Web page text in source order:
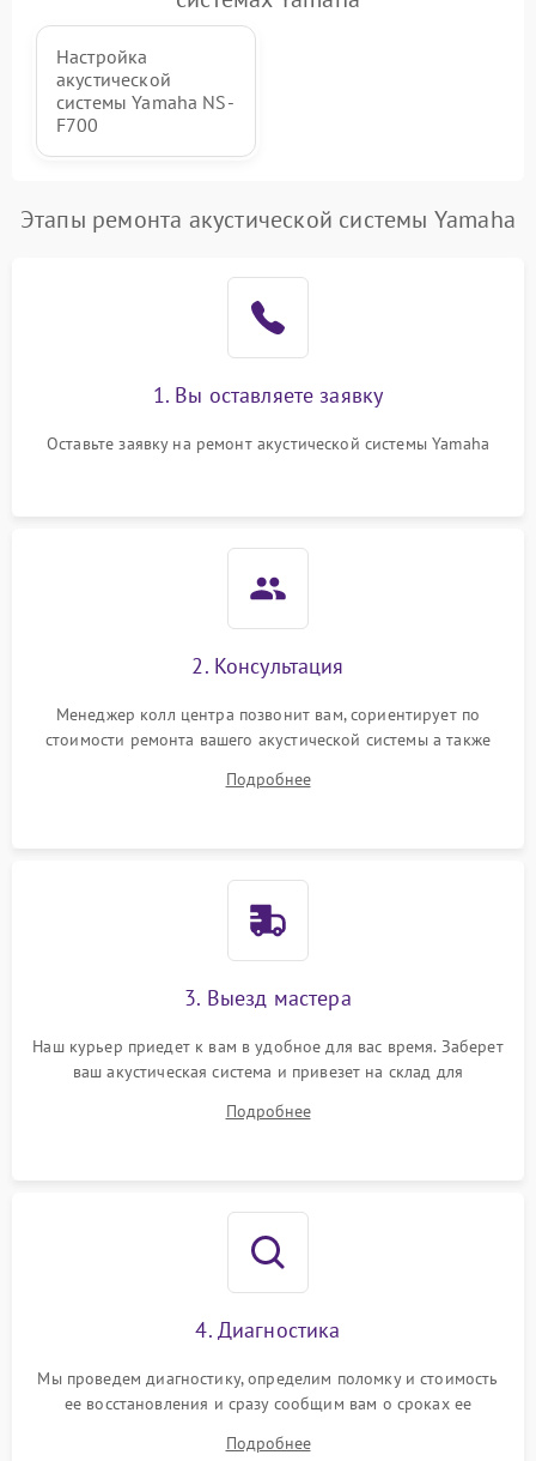
Настройка
акустической
системы Yamaha NS-
F700
Этапы ремонта акустической системы Yamaha
1. Вы оставляете заявку
Оставьте заявку на ремонт акустической системы Yamaha
2. Консультация
Менеджер колл центра позвонит вам, сориентирует по
стоимости ремонта вашего акустической системы а также
Подробнее
3. Выезд мастера
Наш курьер приедет к вам в удобное для вас время. Заберет
ваш акустическая система и привезет на склад для
Подробнее
4. Диагностика
Мы проведем диагностику, определим поломку и стоимость
ее восстановления и сразу сообщим вам о сроках ее
Подробнее